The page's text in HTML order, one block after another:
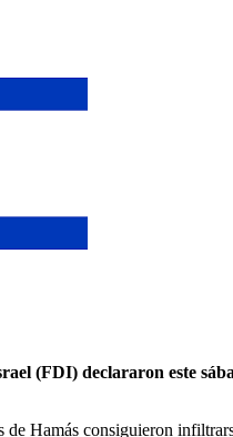
(FDI) declararon este
de Hamás consiguieron